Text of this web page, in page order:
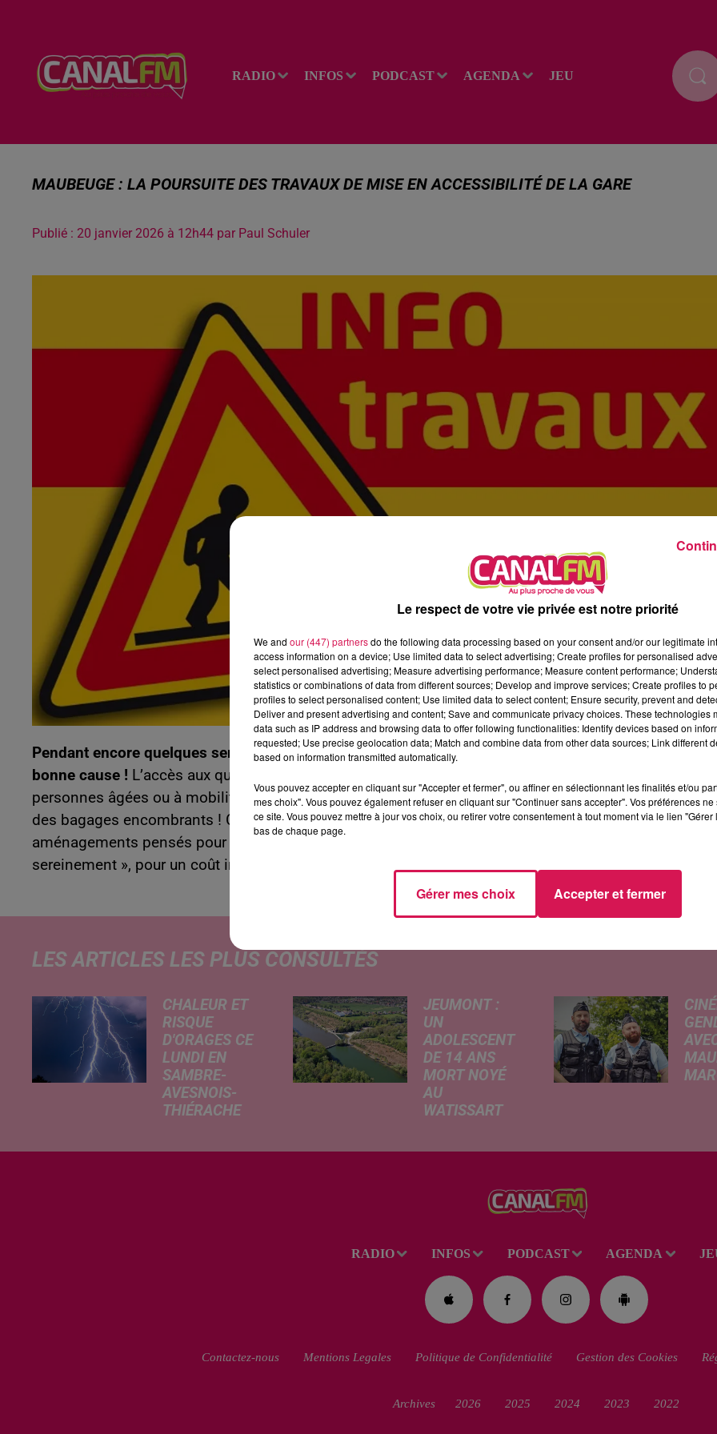
RADIO INFOS PODCAST AGENDA JEU
MAUBEUGE : LA POURSUITE DES TRAVAUX DE MISE EN ACCESSIBILITÉ DE LA GARE
Publié : 20 janvier 2026 à 12h44 par Paul Schuler
Pendant encore quelques semaines, le chantier va causer quelques désagréments, mais c’est pour la
bonne cause ! L’accès aux quais et donc aux trains, sera donc enfin accessible aux poussettes, aux
personnes âgées ou à mobilité réduite, mais aussi pour faciliter celles et ceux qui se déplacent avec
des bagages encombrants ! Comme l’indiquent la SNCF et la région Haut-de-France, ce sont « des
aménagements pensés pour que chacun puisse circuler plus simplement, plus confortablement, plus
sereinement », pour un coût intégralement pris à leurs charges, dépassant les 12 millions d’euros !
23h00 - 0h00
LUCAS GLVL MIX
0h00 - 8h00
Les hits de Canal FM
LES ARTICLES LES PLUS CONSULTÉS
CHALEUR ET
RISQUE
D'ORAGES CE
LUNDI EN
SAMBRE-
AVESNOIS-
THIÉRACHE
typiquement
JEUMONT :
UN
ADOLESCENT
DE 14 ANS
MORT NOYÉ
AU
WATISSART
informations
lundi par nos
confrères de La
le plan d'eau de
la base de loisirs
du...
de la
RADIO INFOS PODCAST AGENDA
Contactez-nous Mentions Legales Politique de Confidentialité Gestion des Cookies
Archives 2026 2025 2024 2023 2022
Le respect de votre vie privée est notre priorité
We and our (447) partnersdo the following data processing based on your consent and/or our legitimate
access information on a device; Use limited data to select advertising; Create profiles for personalised
select personalised advertising; Measure advertising performance; Measure content performance;
statistics or combinations of data from different sources; Develop and improve services; Create profiles to
profiles to select personalised content; Use limited data to select content; Ensure security, prevent and
Deliver and present advertising and content; Save and communicate privacy choices. These technologies
data such as IP address and browsing data to offer following functionalities: Identify devices based on
requested; Use precise geolocation data; Match and combine data from other data sources; Link different
based on information transmitted automatically.
Vous pouvez accepter en cliquant sur "Accepter et fermer", ou affiner en sélectionnant les finalités et/ou
mes choix". Vous pouvez également refuser en cliquant sur "Continuer sans accepter". Vos préférences
ce site. Vous pouvez mettre à jour vos choix, ou retirer votre consentement à tout moment via le lien
bas de chaque page.
Gérer mes choix Accepter et fermer